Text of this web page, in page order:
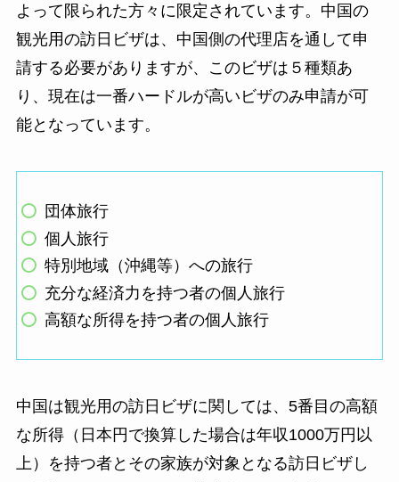
よって限られた方々に限定されています。中国の
観光用の訪日ビザは、中国側の代理店を通して申
請する必要がありますが、このビザは５種類あ
り、現在は一番ハードルが高いビザのみ申請が可
能となっています。
団体旅行
個人旅行
特別地域（沖縄等）への旅行
充分な経済力を持つ者の個人旅行
高額な所得を持つ者の個人旅行
中国は観光用の訪日ビザに関しては、5番目の高額
な所得（日本円で換算した場合は年収1000万円以
上）を持つ者とその家族が対象となる訪日ビザし